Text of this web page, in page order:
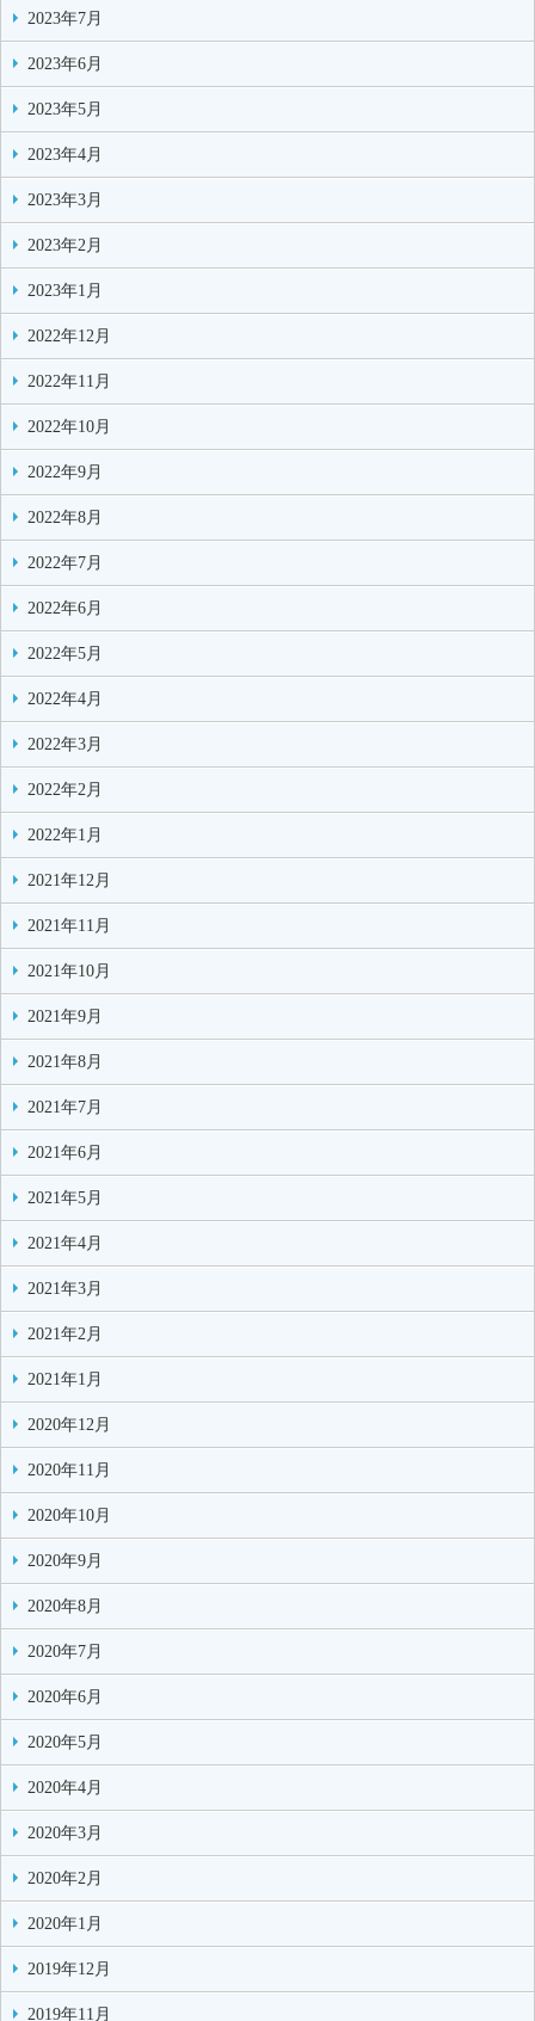
2023年7月
2023年6月
2023年5月
2023年4月
2023年3月
2023年2月
2023年1月
2022年12月
2022年11月
2022年10月
2022年9月
2022年8月
2022年7月
2022年6月
2022年5月
2022年4月
2022年3月
2022年2月
2022年1月
2021年12月
2021年11月
2021年10月
2021年9月
2021年8月
2021年7月
2021年6月
2021年5月
2021年4月
2021年3月
2021年2月
2021年1月
2020年12月
2020年11月
2020年10月
2020年9月
2020年8月
2020年7月
2020年6月
2020年5月
2020年4月
2020年3月
2020年2月
2020年1月
2019年12月
2019年11月